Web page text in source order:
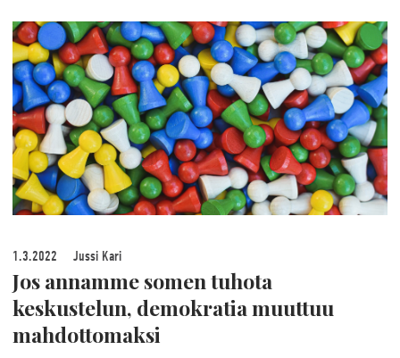
1.3.2022 Jussi Kari
Jos annamme somen tuhota
keskustelun, demokratia muuttuu
mahdottomaksi